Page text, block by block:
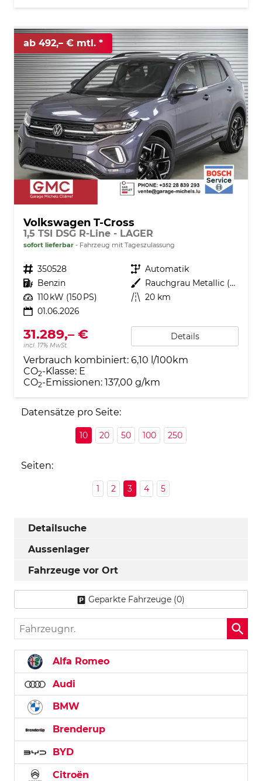
ab 492,– € mtl.
Volkswagen T-Cross
1,5 TSI DSG R-Line - LAGER
sofort lieferbar Fahrzeug mit Tageszulassung
Fahrzeugnr. 350528 Getriebe Automatik
Kraftstoff Benzin Außenfarbe
Rauchgrau Metallic (5W)
Leistung 110 kW (150 PS) Kilometerstand 20 km
01.06.2026
31.289,– €
incl. 17% MwSt.
Details
Verbrauch kombiniert: 6,10 l/100km
CO2-Klasse: E
CO2-Emissionen: 137,00 g/km
Datensätze pro Seite:
10 20 50 100 250
Seiten:
1 2 3 4 5
Detailsuche
Aussenlager
Fahrzeuge vor Ort
Geparkte Fahrzeuge (0)
Fahrzeugnr.
Alfa Romeo
Audi
BMW
Brenderup
BYD
Citroën